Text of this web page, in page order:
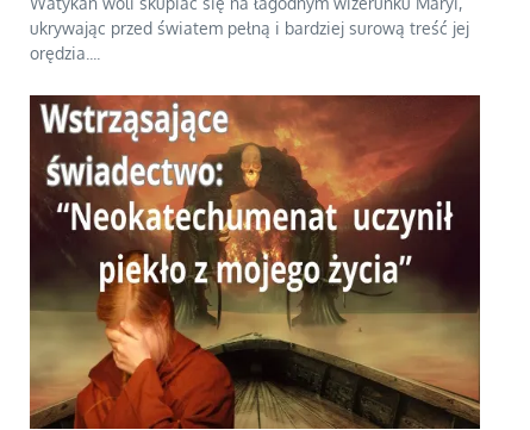
ukrywając przed światem pełną i bardziej surową treść jej
orędzia.